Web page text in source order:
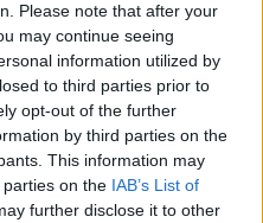
Please note that after your
may continue seeing
information utilized by
to third parties prior to
opt-out of the further
by third parties on the
This information may
on the IAB’s List of
further disclose it to other
vágysz:
van
ha valami